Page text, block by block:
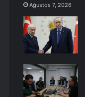
Ağustos 7, 2026